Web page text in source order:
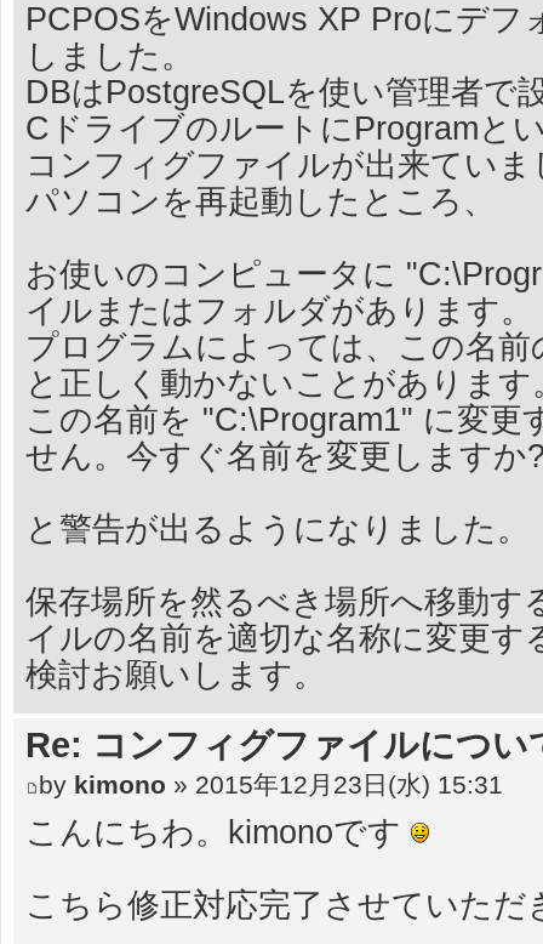
PCPOSをWindows XP Proにデフ
しました。
DBはPostgreSQLを使い管理者で
CドライブのルートにProgramと
コンフィグファイルが出来ていま
パソコンを再起動したところ、
お使いのコンピュータに
イルまたはフォルダがあります。
プログラムによっては、この名
と正しく動かないことがあります
この名前を "C:\Program1" に変更
せん。今すぐ名前を変更しますか
と警告が出るようになりました。
保存場所を然るべき場所へ移動す
イルの名前を適切な名称に変更す
検討お願いします。
Re: コンフィグファイルについ
by kimono » 2015年12月23日(水) 15:31
こんにちわ。kimonoです
こちら修正対応完了させていただ